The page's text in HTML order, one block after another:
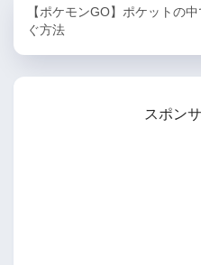
【ポケモンGO】ポケットの
ぐ方法
スポン